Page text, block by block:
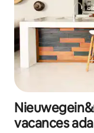
vacances